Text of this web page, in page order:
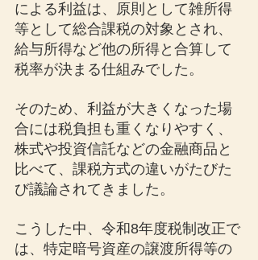
による利益は、原則として雑所得
等として総合課税の対象とされ、
給与所得など他の所得と合算して
税率が決まる仕組みでした。
そのため、利益が大きくなった場
合には税負担も重くなりやすく、
株式や投資信託などの金融商品と
比べて、課税方式の違いがたびた
び議論されてきました。
こうした中、令和8年度税制改正で
は、特定暗号資産の譲渡所得等の